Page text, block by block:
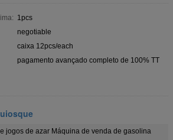
1pcs
negotiable
caixa 12pcs/each
pagamento avançado completo de 100% TT
jogos de azar Máquina de venda de gasolina